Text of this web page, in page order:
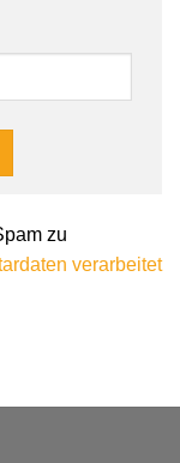
zu
verarbeitet